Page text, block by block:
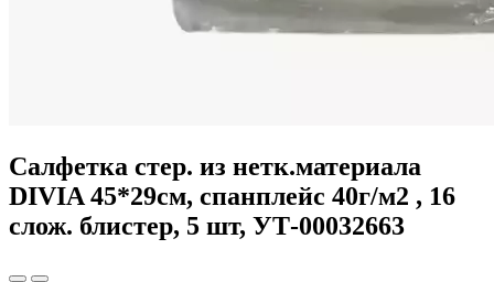
Салфетка стер. из нетк.материала
DIVIA 45*29см, спанплейс 40г/м2 , 16
слож. блистер, 5 шт, УТ-00032663